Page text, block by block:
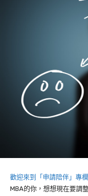
歡迎來到「申請陪伴」專欄
MBA的你，想想現在要調